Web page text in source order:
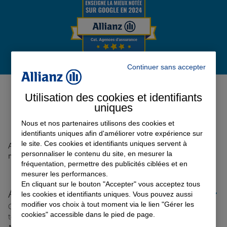
Garantie des accidents de la vie
Assurance scolaire
Retraite
Tous nos devis d'assurance
Avis de l'agence Agence
GRENOBLE BASTILLE0
Avis sur une période de 6 mois
Aucun avis sur votre agence n'a été retrouvé pour le
moment
Allianz proche de chez vous
Où que vous soyez en France, nos agences Allianz sont
toujours près de chez vous.
Continuer sans accepter
Utilisation des cookies et identifiants
uniques
Nous et nos partenaires utilisons des cookies et
identifiants uniques afin d'améliorer votre expérience sur
le site. Ces cookies et identifiants uniques servent à
personnaliser le contenu du site, en mesurer la
fréquentation, permettre des publicités ciblées et en
mesurer les performances.
En cliquant sur le bouton "Accepter" vous acceptez tous
les cookies et identifiants uniques. Vous pouvez aussi
modifier vos choix à tout moment via le lien "Gérer les
cookies" accessible dans le pied de page.